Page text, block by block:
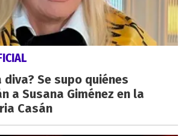
diva? Se supo quiénes
a Susana Giménez en la
Casán